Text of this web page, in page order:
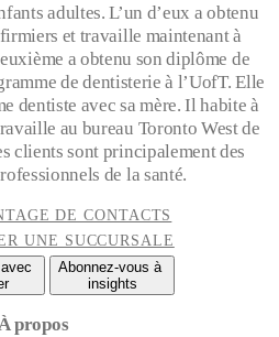
adultes. L’un d’eux a obtenu
et travaille maintenant à
a obtenu son diplôme de
de dentisterie à l’UofT. Elle
dentiste avec sa mère. Il habite à
au bureau Toronto West de
clients sont principalement des
de la santé.
DE CONTACTS
UNE SUCCURSALE
Abonnez-vous à
insights
propos